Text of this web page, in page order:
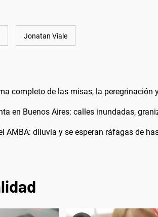
Jonatan Viale
completo de las misas, la peregrinación
en Buenos Aires: calles inundadas,
AMBA: diluvia y se esperan ráfagas de